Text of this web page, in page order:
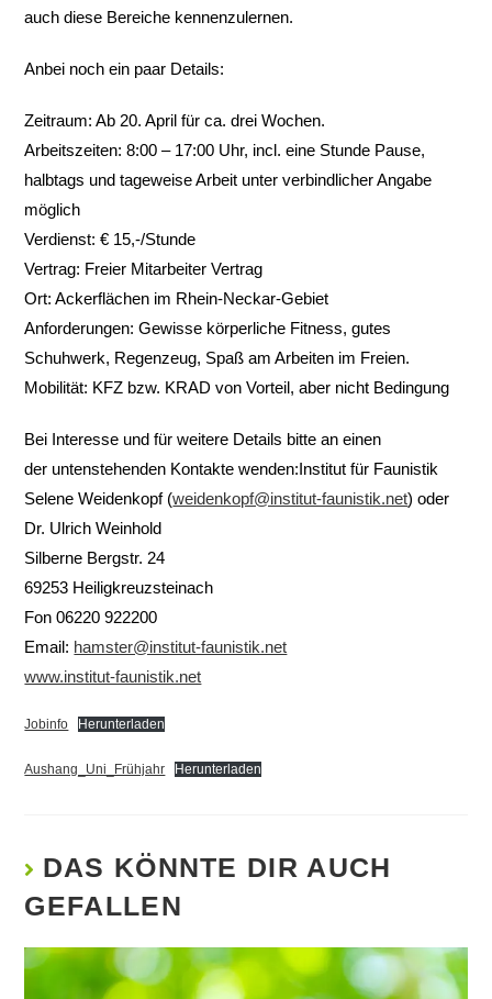
auch diese Bereiche kennenzulernen.
Anbei noch ein paar Details:
Zeitraum: Ab 20. April für ca. drei Wochen.
Arbeitszeiten: 8:00 – 17:00 Uhr, incl. eine Stunde Pause,
halbtags und tageweise Arbeit unter verbindlicher Angabe
möglich
Verdienst: € 15,-/Stunde
Vertrag: Freier Mitarbeiter Vertrag
Ort: Ackerflächen im Rhein-Neckar-Gebiet
Anforderungen: Gewisse körperliche Fitness, gutes
Schuhwerk, Regenzeug, Spaß am Arbeiten im Freien.
Mobilität: KFZ bzw. KRAD von Vorteil, aber nicht Bedingung
Bei Interesse und für weitere Details bitte an einen
der untenstehenden Kontakte wenden:Institut für Faunistik
Selene Weidenkopf (weidenkopf@institut-faunistik.net) oder
Dr. Ulrich Weinhold
Silberne Bergstr. 24
69253 Heiligkreuzsteinach
Fon 06220 922200
Email: hamster@institut-faunistik.net
www.institut-faunistik.net
Jobinfo Herunterladen
Aushang_Uni_Frühjahr Herunterladen
DAS KÖNNTE DIR AUCH
GEFALLEN